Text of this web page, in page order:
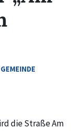
GEMEINDE
die Straße Am